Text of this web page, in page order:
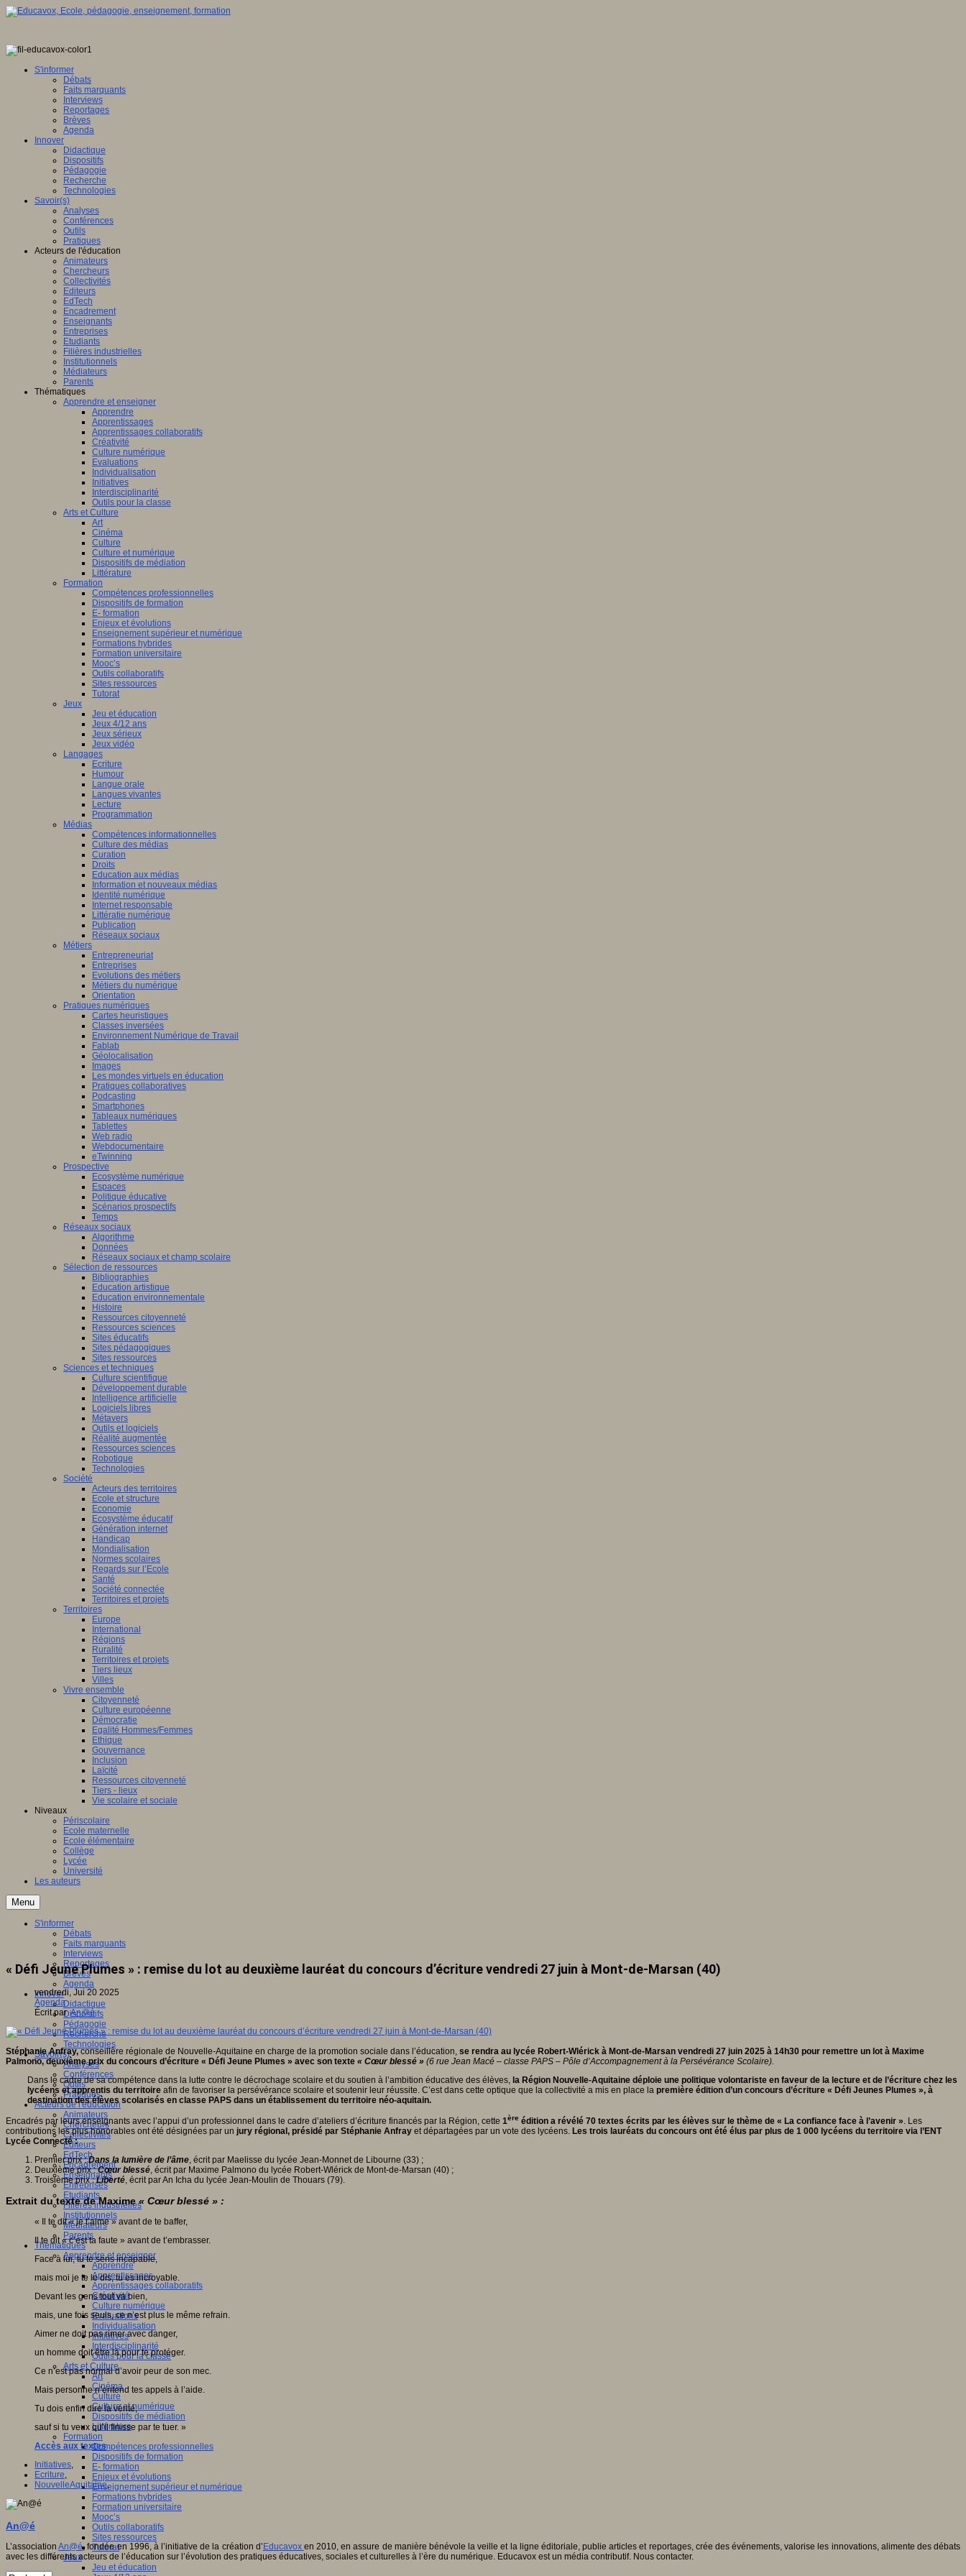
S'informer
Débats
Faits marquants
Interviews
Reportages
Brèves
Agenda
Innover
Didactique
Dispositifs
Pédagogie
Recherche
Technologies
Savoir(s)
Analyses
Conférences
Outils
Pratiques
Acteurs de l'éducation
Animateurs
Chercheurs
Collectivités
Editeurs
EdTech
Encadrement
Enseignants
Entreprises
Etudiants
Filières industrielles
Institutionnels
Médiateurs
Parents
Thématiques
Apprendre et enseigner
Apprendre
Apprentissages
Apprentissages collaboratifs
Créativité
Culture numérique
Evaluations
Individualisation
Initiatives
Interdisciplinarité
Outils pour la classe
Arts et Culture
Art
Cinéma
Culture
Culture et numérique
Dispositifs de médiation
Littérature
Formation
Compétences professionnelles
Dispositifs de formation
E- formation
Enjeux et évolutions
Enseignement supérieur et numérique
Formations hybrides
Formation universitaire
Mooc’s
Outils collaboratifs
Sites ressources
Tutorat
Jeux
Jeu et éducation
Jeux 4/12 ans
Jeux sérieux
Jeux vidéo
Langages
Ecriture
Humour
Langue orale
Langues vivantes
Lecture
Programmation
Médias
Compétences informationnelles
Culture des médias
Curation
Droits
Education aux médias
Information et nouveaux médias
Identité numérique
Internet responsable
Littératie numérique
Publication
Réseaux sociaux
Métiers
Entrepreneuriat
Entreprises
Evolutions des métiers
Métiers du numérique
Orientation
Pratiques numériques
Cartes heuristiques
Classes inversées
Environnement Numérique de Travail
Fablab
Géolocalisation
Images
Les mondes virtuels en éducation
Pratiques collaboratives
Podcasting
Smartphones
Tableaux numériques
Tablettes
Web radio
Webdocumentaire
eTwinning
Prospective
Ecosystème numérique
Espaces
Politique éducative
Scénarios prospectifs
Temps
Réseaux sociaux
Algorithme
Données
Réseaux sociaux et champ scolaire
Sélection de ressources
Bibliographies
Education artistique
Education environnementale
Histoire
Ressources citoyenneté
Ressources sciences
Sites éducatifs
Sites pédagogiques
Sites ressources
Sciences et techniques
Culture scientifique
Développement durable
Intelligence artificielle
Logiciels libres
Métavers
Outils et logiciels
Réalité augmentée
Ressources sciences
Robotique
Technologies
Société
Acteurs des territoires
Ecole et structure
Economie
Ecosystème éducatif
Génération internet
Handicap
Mondialisation
Normes scolaires
Regards sur l’Ecole
Santé
Société connectée
Territoires et projets
Territoires
Europe
International
Régions
Ruralité
Territoires et projets
Tiers lieux
Villes
Vivre ensemble
Citoyenneté
Culture européenne
Démocratie
Egalité Hommes/Femmes
Ethique
Gouvernance
Inclusion
Laïcité
Ressources citoyenneté
Tiers - lieux
Vie scolaire et sociale
Niveaux
Périscolaire
Ecole maternelle
Ecole élémentaire
Collège
Lycée
Université
Les auteurs
Menu
S'informer
Débats
Faits marquants
Interviews
Reportages
Brèves
Agenda
Innover
Didactique
Dispositifs
Pédagogie
Recherche
Technologies
Savoir(s)
Analyses
Conférences
Outils
Pratiques
Acteurs de l'éducation
Animateurs
Chercheurs
Collectivités
Editeurs
EdTech
Encadrement
Enseignants
Entreprises
Etudiants
Filières industrielles
Institutionnels
Médiateurs
Parents
Thématiques
Apprendre et enseigner
Apprendre
Apprentissages
Apprentissages collaboratifs
Créativité
Culture numérique
Evaluations
Individualisation
Initiatives
Interdisciplinarité
Outils pour la classe
Arts et Culture
Art
Cinéma
Culture
Culture et numérique
Dispositifs de médiation
Littérature
Formation
Compétences professionnelles
Dispositifs de formation
E- formation
Enjeux et évolutions
Enseignement supérieur et numérique
Formations hybrides
Formation universitaire
Mooc’s
Outils collaboratifs
Sites ressources
Tutorat
Jeux
Jeu et éducation
« Défi Jeune Plumes » : remise du lot au deuxième lauréat du concours d’écriture vendredi 27 juin à Mont-de-Marsan (40)
vendredi, Jui 20 2025
Agenda
Écrit parAn@é
Stéphanie Anfray,conseillère régionale de Nouvelle-Aquitaine en charge de la promotion sociale dans l’éducation, se rendra au lycée Robert-Wlérick à Mont-de-Marsan vendredi 27 juin 2025 à 14h30 pour remettre un lot à Maxime
Palmono, deuxième prix du concours d’écriture « Défi Jeune Plumes » avec son texte « Cœur blessé » (6 rue Jean Macé – classe PAPS – Pôle d’Accompagnement à la Persévérance Scolaire).
Dans le cadre de sa compétence dans la lutte contre le décrochage scolaire et du soutien à l’ambition éducative des élèves, la Région Nouvelle-Aquitaine déploie une politique volontariste en faveur de la lecture et de l’écriture chez les
lycéens et apprentis du territoire afin de favoriser la persévérance scolaire et soutenir leur réussite. C’est dans cette optique que la collectivité a mis en place la première édition d’un concours d’écriture « Défi Jeunes Plumes », à
destination des élèves scolarisés en classe PAPS dans un établissement du territoire néo-aquitain.
Encadrés par leurs enseignants avec l’appui d’un professionnel dans le cadre d’ateliers d’écriture financés par la Région, cette 1ère édition a révélé 70 textes écrits par les élèves sur le thème de « La confiance face à l’avenir ». Les
contributions les plus honorables ont été désignées par un jury régional, présidé par Stéphanie Anfray et départagées par un vote des lycéens. Les trois lauréats du concours ont été élus par plus de 1 000 lycéens du territoire via l’ENT
Lycée Connecté :
Premier prix :Dans la lumière de l’âme, écrit par Maelisse du lycée Jean-Monnet de Libourne (33) ;
Deuxième prix :Cœur blessé, écrit par Maxime Palmono du lycée Robert-Wlérick de Mont-de-Marsan (40) ;
Troisième prix :Liberté, écrit par An Icha du lycée Jean-Moulin de Thouars (79).
Extrait du texte de Maxime« Cœur blessé » :
« Il te dit « je t’aime » avant de te baffer,
Il te dit « c’est ta faute » avant de t’embrasser.
Face à lui, tu te sens incapable,
mais moi je te le dis, tu es incroyable.
Devant les gens tout va bien,
mais, une fois seuls, ce n’est plus le même refrain.
Aimer ne doit pas rimer avec danger,
un homme doit être là pour te protéger.
Ce n’est pas normal d’avoir peur de son mec.
Mais personne n’entend tes appels à l’aide.
Tu dois enfin dire la vérité,
sauf si tu veux qu’il finisse par te tuer. »
Accès aux textes
Initiatives,
Ecriture,
NouvelleAquitaine,
An@é
L’associationAn@é, fondée en 1996, à l’initiative de la création d’ Educavox en 2010, en assure de manière bénévole la veille et la ligne éditoriale, publie articles et reportages, crée des événements, valorise les innovations, alimente des débats
avec les différents acteurs de l’éducation sur l’évolution des pratiques éducatives, sociales et culturelles à l’ère du numérique. Educavox est un média contributif. Nous contacter.